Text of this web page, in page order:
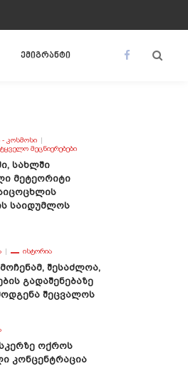
ემიგრანტი
- ᲙᲝᲡᲛᲝᲡᲘ
ᲛᲔᲪᲜᲘᲔᲠᲔᲑᲔᲑᲘ
Სახლში
Მეტეორიტი
Საიდუმლოს
ᲘᲡᲢᲝᲠᲘᲐ
Შესაძლოა,
Გადაშენებაზე
Შეცვალოს
Ოქროს
Კონცენტრაცია